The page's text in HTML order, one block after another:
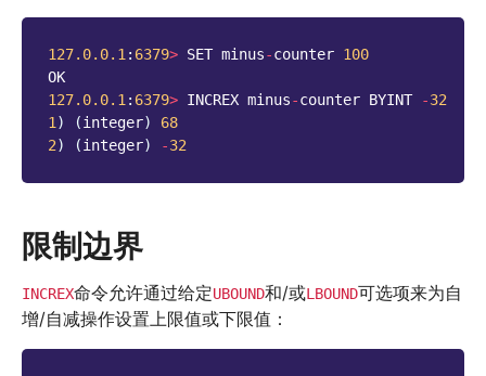
127.0.0.1: 6379> SET minus-counter 100
OK
127.0.0.1: 6379> INCREX minus-counter BYINT -32
1) (integer)
68
2) (integer) -32
限制边界
INCREX命令允许通过给定UBOUND和/或LBOUND可选项来为自
增/自减操作设置上限值或下限值：